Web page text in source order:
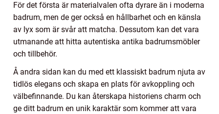
För det första är materialvalen ofta dyrare än i moderna
badrum, men de ger också en hållbarhet och en känsla
av lyx som är svår att matcha. Dessutom kan det vara
utmanande att hitta autentiska antika badrumsmöbler
och tillbehör.
Å andra sidan kan du med ett klassiskt badrum njuta av
tidlös elegans och skapa en plats för avkoppling och
välbefinnande. Du kan återskapa historiens charm och
ge ditt badrum en unik karaktär som kommer att vara